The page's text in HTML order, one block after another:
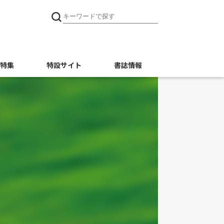
特集 特設サイト 書誌情報